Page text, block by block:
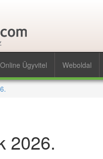
Online Ügyvitel Weboldal
2026.